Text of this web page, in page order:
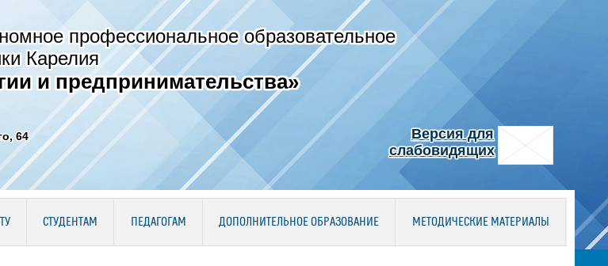
профессиональное образовательное
Карелия
и предпринимательства»
64
Версия для
слабовидящих
СТУДЕНТАМ ПЕДАГОГАМ ДОПОЛНИТЕЛЬНОЕ ОБРАЗОВАНИЕ МЕТОДИЧЕСКИЕ МАТЕРИАЛЫ